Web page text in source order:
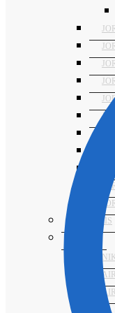
NUMERIS